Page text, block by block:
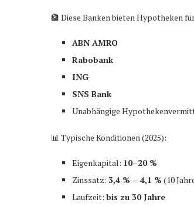
🏦 Diese Banken bieten Hypotheken
ABN AMRO
Rabobank
ING
SNS Bank
Unabhängige
📊 Typische Konditionen (2025):
Eigenkapital: 10–20 %
Zinssatz: 3,4 % – 4,1 % (10
Laufzeit: bis zu 30 Jahre